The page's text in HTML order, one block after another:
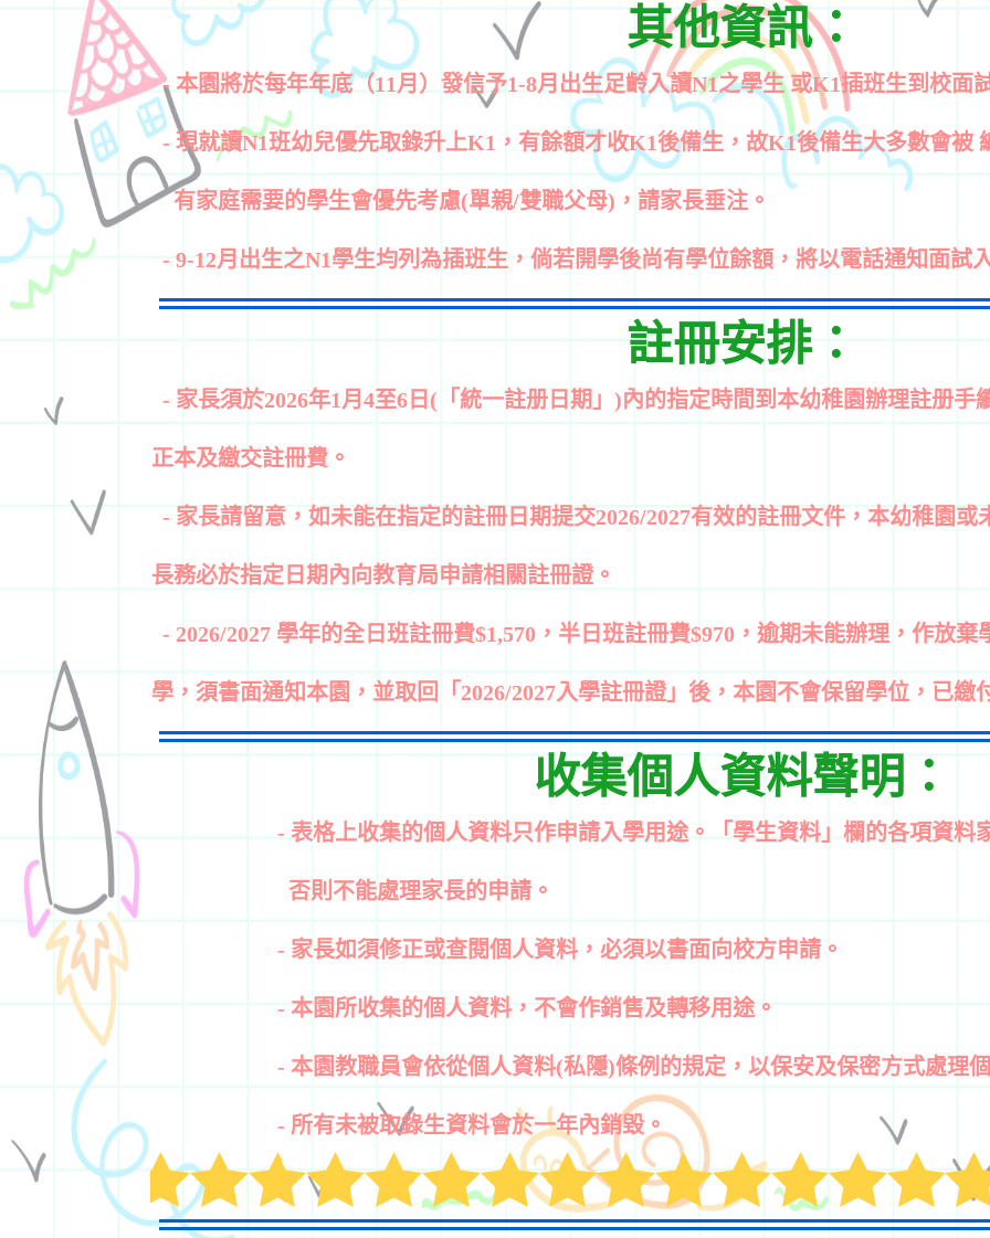
其他資訊：
- 本園將於每年年底（11月）發信予1-8月出生足齡入讀N1之學生 或K1插班生到校面
- 現就讀N1班幼兒優先取錄升上K1，有餘額才收K1後備生，故K1後備生大多數會被
有家庭需要的學生會優先考慮(單親/雙職父母)，請家長垂注。
- 9-12月出生之N1學生均列為插班生，倘若開學後尚有學位餘額，將以電話通知面試
註冊安排：
- 家長須於2026年1月4至6日(「統一註册日期」)內的指定時間到本幼稚園辦理註册手
正本及繳交註冊費。
- 家長請留意，如未能在指定的註冊日期提交2026/2027有效的註冊文件，本幼稚園或
長務必於指定日期內向教育局申請相關註冊證。
- 2026/2027 學年的全日班註冊費$1,570，半日班註冊費$970，逾期未能辦理，作放
學，須書面通知本園，並取回「2026/2027入學註冊證」後，本園不會保留學位，已繳
收集個人資料聲明：
- 表格上收集的個人資料只作申請入學⽤途。「學生資料」欄的各項資料
否則不能處理家長的申請。
- 家長如須修正或查閱個⼈資料，必須以書面向校方申請。
- 本園所收集的個人資料，不會作銷售及轉移用途。
- 本園教職員會依從個人資料(私隱)條例的規定，以保安及保密方式處理
- 所有未被取錄生資料會於⼀年內銷毀。